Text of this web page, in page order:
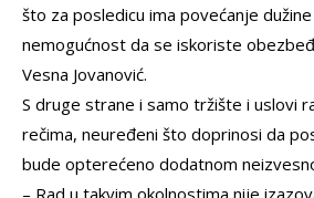
što za posledicu ima povećanje
nemogućnost da se iskoriste
Vesna Jovanović.
S druge strane i samo tržište i uslovi
rečima, neuređeni što doprinosi da
bude opterećeno dodatnom